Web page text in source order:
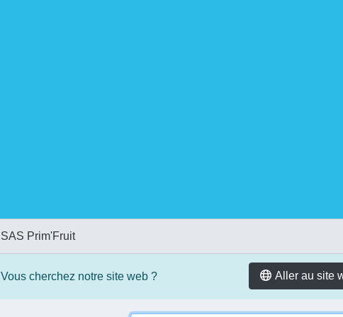
SAS Prim'Fruit
Aller au site
Vous cherchez notre site web ?